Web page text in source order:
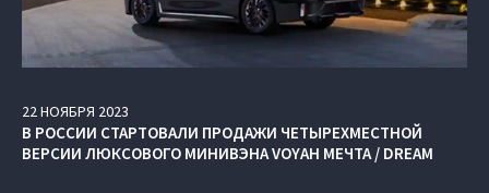
22 НОЯБРЯ 2023
В РОССИИ СТАРТОВАЛИ ПРОДАЖИ ЧЕТЫРЕХМЕСТНОЙ
ВЕРСИИ ЛЮКСОВОГО МИНИВЭНА VOYAH МЕЧТА / DREAM